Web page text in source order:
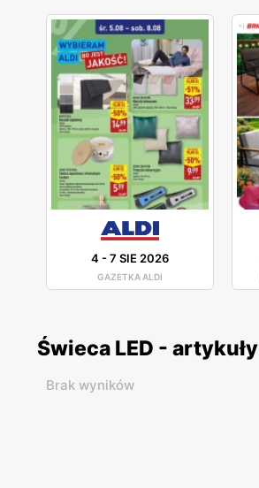
4 -7 SIE 2026
GAZETKA ALDI
Świeca LED - artykuły
Brak wyników